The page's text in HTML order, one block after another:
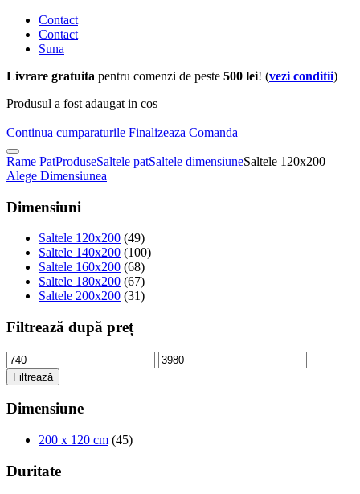
Contact
Contact
Suna
Livrare gratuita pentru comenzi de peste 500 lei! (vezi conditii)
Produsul a fost adaugat in cos
Continua cumparaturile Finalizeaza Comanda
Rame PatProduseSaltele patSaltele dimensiuneSaltele 120x200
Alege Dimensiunea
Dimensiuni
Saltele 120x200 (49)
Saltele 140x200 (100)
Saltele 160x200 (68)
Saltele 180x200 (67)
Saltele 200x200 (31)
Filtrează după preț
Filtrează
Dimensiune
200 x 120 cm (45)
Duritate